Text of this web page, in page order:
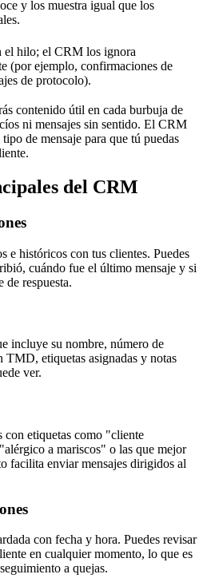
y los muestra igual que los
el hilo; el CRM los ignora
(por ejemplo, confirmaciones de
de protocolo).
contenido útil en cada burbuja de
ni mensajes sin sentido. El CRM
de mensaje para que tú puedas
del CRM
e históricos con tus clientes. Puedes
cuándo fue el último mensaje y si
de respuesta.
incluye su nombre, número de
TMD, etiquetas asignadas y notas
ver.
con etiquetas como "cliente
a mariscos" o las que mejor
facilita enviar mensajes dirigidos al
con fecha y hora. Puedes revisar
en cualquier momento, lo que es
a quejas.